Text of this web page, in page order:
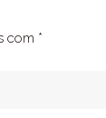
com *